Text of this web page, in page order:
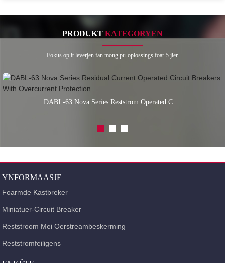
PRODUKT KATEGORYEN
Fokus op it leverjen fan mong pu-oplossings foar 5 jier.
DABL-63 Nova Series Reststrom Operated C ...
YNFORMAASJE
Foarmde Kastbreker
Miniatuer-Circuit Breaker
Reststroom Mei Oerstreambeskerming
Reststromfeiligens